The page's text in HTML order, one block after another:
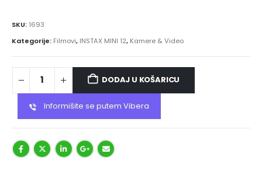
SKU: 1693
Kategorije: Filmovi, INSTAX MINI 12, Kamere & Video
DODAJ U KOŠARICU
Informišite se putem Vibera